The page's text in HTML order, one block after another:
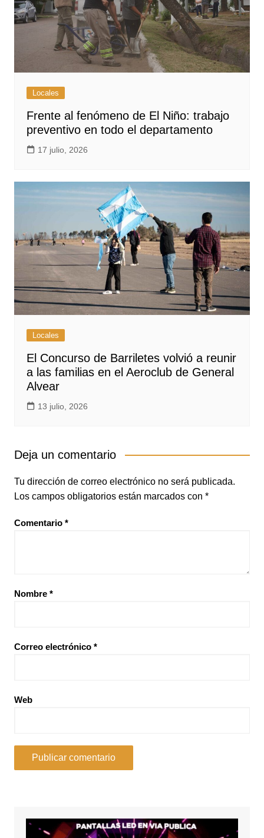
Locales
Frente al fenómeno de El Niño: trabajo
preventivo en todo el departamento
17 julio, 2026
Locales
El Concurso de Barriletes volvió a reunir
a las familias en el Aeroclub de General
Alvear
13 julio, 2026
Deja un comentario
Tu dirección de correo electrónico no será publicada.
Los campos obligatorios están marcados con *
Comentario *
Nombre *
Correo electrónico *
Web